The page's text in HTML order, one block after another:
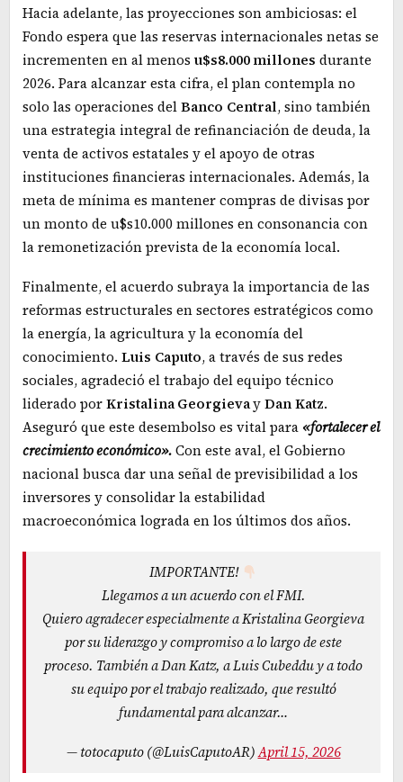
Hacia adelante, las proyecciones son ambiciosas: el
Fondo espera que las reservas internacionales netas se
incrementen en al menos u$s8.000 millones durante
2026. Para alcanzar esta cifra, el plan contempla no
solo las operaciones delBanco Central, sino también
una estrategia integral de refinanciación de deuda, la
venta de activos estatales y el apoyo de otras
instituciones financieras internacionales. Además, la
meta de mínima es mantener compras de divisas por
un monto de u$s10.000 millones en consonancia con
la remonetización prevista de la economía local.
Finalmente, el acuerdo subraya la importancia de las
reformas estructurales en sectores estratégicos como
la energía, la agricultura y la economía del
conocimiento. Luis Caputo, a través de sus redes
sociales, agradeció el trabajo del equipo técnico
liderado porKristalina GeorgievayDanKatz.
Aseguró que este desembolso es vital para «fortalecer el
crecimiento económico».Con este aval, el Gobierno
nacional busca dar una señal de previsibilidad a los
inversores y consolidar la estabilidad
macroeconómica lograda en los últimos dos años.
IMPORTANTE!
Llegamos a un acuerdo con el FMI.
Quiero agradecer especialmente a Kristalina Georgieva
por su liderazgo y compromiso a lo largo de este
proceso. También a Dan Katz, a Luis Cubeddu y a todo
su equipo por el trabajo realizado, que resultó
fundamental para alcanzar…
— totocaputo (@LuisCaputoAR)April 15, 2026